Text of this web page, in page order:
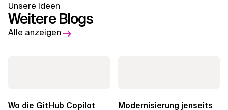
Unsere Ideen
Weitere Blogs
Alle anzeigen
Wo die GitHub Copilot
Modernisierung jenseits